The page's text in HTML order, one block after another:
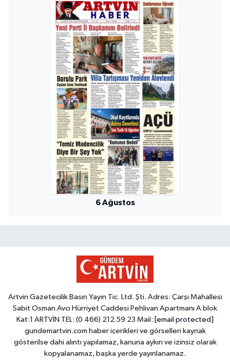
6 Ağustos
Artvin Gazetecilik Basın Yayın Tic. Ltd. Şti. Adres: Çarşı Mahallesi
Sabit Osman Avcı Hürriyet Caddesi Pehlivan Apartmanı A blok
Kat:1 ARTVİN TEL: (0 466) 212 59 23 Mail: [email protected]
gundemartvin.com haber içerikleri ve görselleri kaynak
gösterilse dahi alıntı yapılamaz, kanuna aykırı ve izinsiz olarak
kopyalanamaz, başka yerde yayınlanamaz.